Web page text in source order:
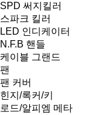
SPD 써지킬러
스파크 킬러
LED 인디케이터
N.F.B 핸들
케이블 그랜드
팬
팬 커버
힌지/록커/키
로드/알피엠 메타